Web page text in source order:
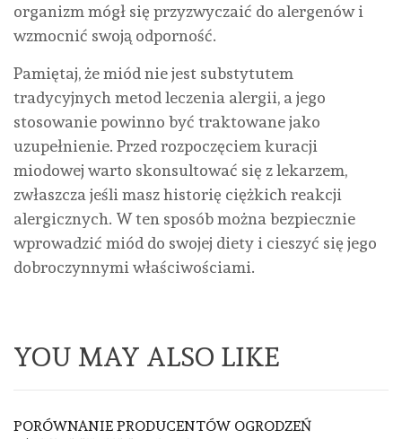
organizm mógł się przyzwyczaić do alergenów i
wzmocnić swoją odporność.
Pamiętaj, że miód nie jest substytutem
tradycyjnych metod leczenia alergii, a jego
stosowanie powinno być traktowane jako
uzupełnienie. Przed rozpoczęciem kuracji
miodowej warto skonsultować się z lekarzem,
zwłaszcza jeśli masz historię ciężkich reakcji
alergicznych. W ten sposób można bezpiecznie
wprowadzić miód do swojej diety i cieszyć się jego
dobroczynnymi właściwościami.
YOU MAY ALSO LIKE
PORÓWNANIE PRODUCENTÓW OGRODZEŃ